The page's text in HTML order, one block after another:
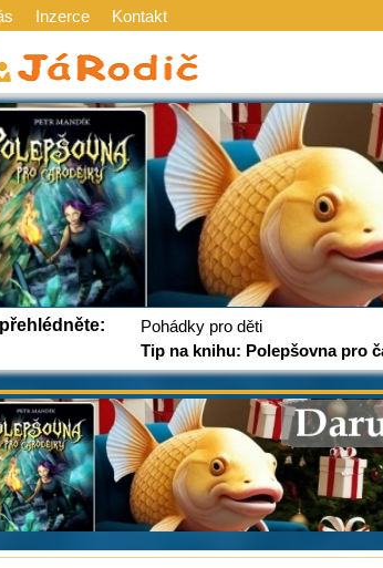
Inzerce Kontakt
Pohádky pro děti
Tip na knihu: Polepšovna pro